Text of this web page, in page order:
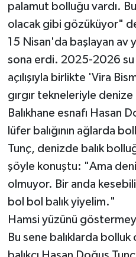
palamut bolluğu vardı.
olacak gibi gözüküyor"
15 Nisan'da başlayan av
sona erdi. 2025-2026 su
açılışıyla birlikte 'Vira
gırgır tekneleriyle denize
Balıkhane esnafı Hasan
lüfer balığının ağlarda
Tunç, denizde balık
şöyle konuştu: "Ama
olmuyor. Bir anda
bol bol balık yiyelim."
Hamsi yüzünü
Bu sene balıklarda